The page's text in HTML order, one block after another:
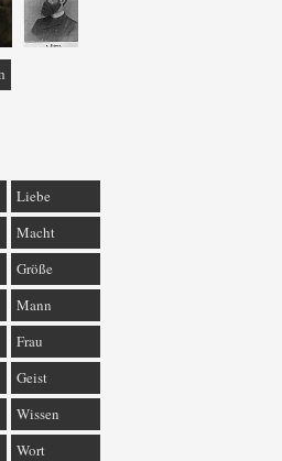
Liebe
Macht
Größe
Mann
Frau
Geist
Wissen
Wort